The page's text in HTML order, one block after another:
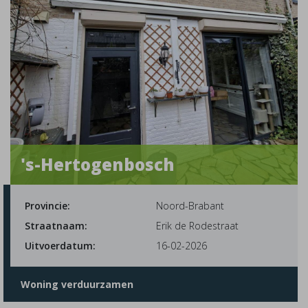
's-Hertogenbosch
Provincie:
Noord-Brabant
Straatnaam:
Erik de Rodestraat
Uitvoerdatum:
16-02-2026
Woning verduurzamen